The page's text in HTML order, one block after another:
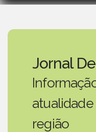
Jornal
região